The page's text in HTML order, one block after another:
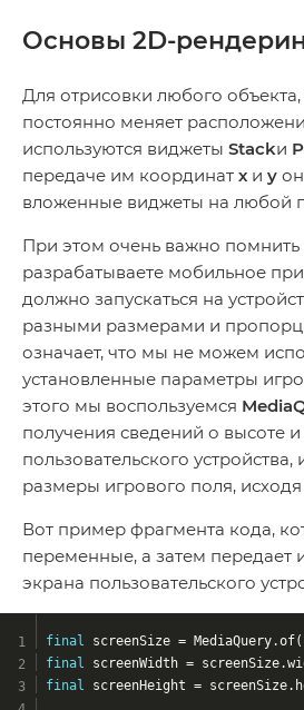
Основы 2D-
Для отрисовки любого
постоянно меняет
используются виджеты Stackи
передаче им координат х и y
вложенные виджеты на любой
При этом очень важно помнить
разрабатываете мобильное
должно запускаться на
разными размерами и
означает, что мы не можем
установленные параметры
этого мы воспользуемся
получения сведений о высоте
пользовательского
размеры игрового поля,
Вот пример фрагмента кода,
переменные, а затем передает
экрана пользовательского
final
screenSize =
final
screenWidth =
final
screenHeight =